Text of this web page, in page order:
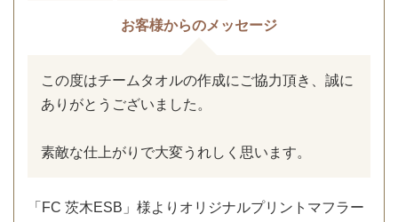
お客様からのメッセージ
この度はチームタオルの作成にご協力頂き、誠に
ありがとうございました。
素敵な仕上がりで大変うれしく思います。
「FC 茨木ESB」様よりオリジナルプリントマフラー